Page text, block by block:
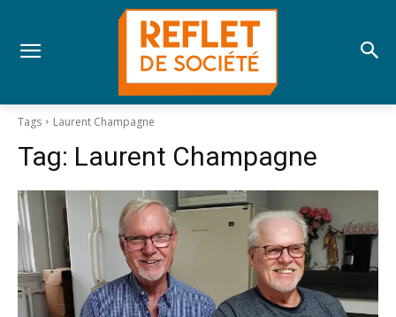
Tags Laurent Champagne
Tag: Laurent Champagne